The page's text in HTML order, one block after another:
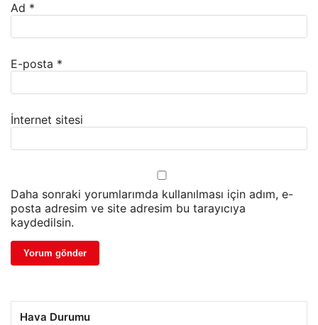
Ad *
E-posta *
İnternet sitesi
Daha sonraki yorumlarımda kullanılması için adım, e-
posta adresim ve site adresim bu tarayıcıya
kaydedilsin.
Hava Durumu